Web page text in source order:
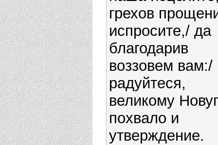
грехов
испросите,/ да
благодарив
воззовем вам:/
радуйтеся,
великому
похвало и
утверждение.